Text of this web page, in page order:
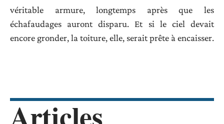
véritable armure, longtemps après que les
échafaudages auront disparu. Et si le ciel devait
encore gronder, la toiture, elle, serait prête à encaisser.